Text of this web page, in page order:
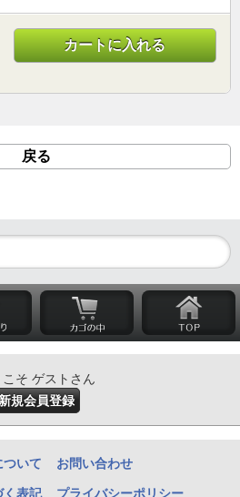
カートに入れる
戻る
こそ ゲストさん
規会員登録
ついて お問い合わせ
く表記 プライバシーポリシー